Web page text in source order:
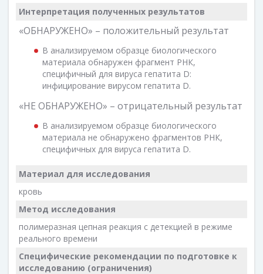
Интерпретация полученных результатов
«ОБНАРУЖЕНО» – положительный результат
В анализируемом образце биологического
материала обнаружен фрагмент РНК,
специфичный для вируса гепатита D:
инфицирование вирусом гепатита D.
«НЕ ОБНАРУЖЕНО» – отрицательный результат
В анализируемом образце биологического
материала не обнаружено фрагментов РНК,
специфичных для вируса гепатита D.
Материал для исследования
кровь
Метод исследования
полимеразная цепная реакция с детекцией в режиме
реального времени
Специфические рекомендации по подготовке к
исследованию (ограничения)